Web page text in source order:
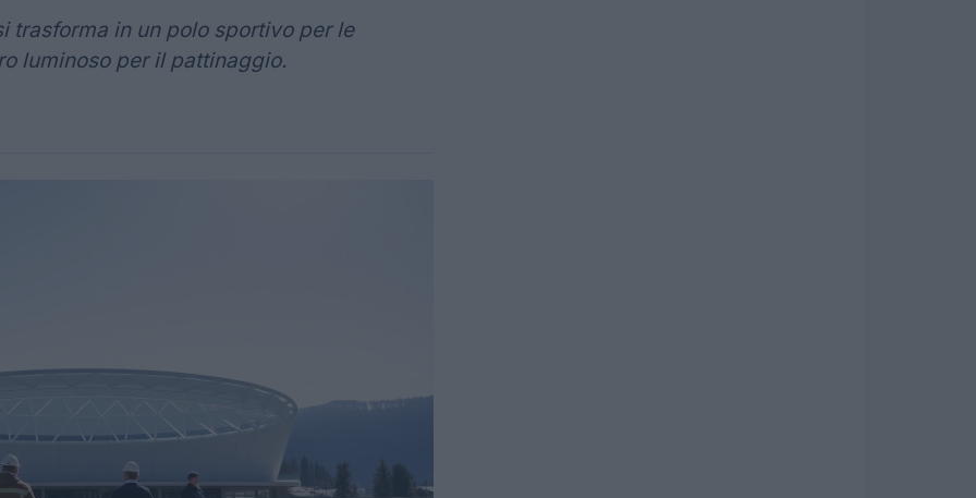
trasforma in un polo sportivo per le
luminoso per il pattinaggio.